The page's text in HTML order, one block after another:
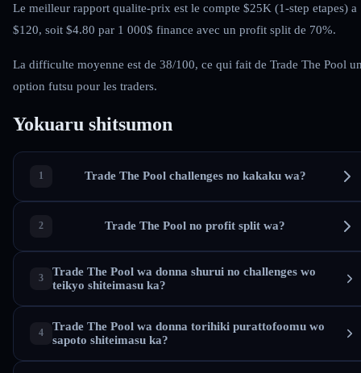
Le meilleur rapport qualite-prix est le compte $25K (1-step etapes) a
$120, soit $4.80 par 1 000$ finance avec un profit split de 70%.
La difficulte moyenne est de 38/100, ce qui fait de Trade The Pool
option futsu pour les traders.
Yokuaru shitsumon
Trade The Pool challenges no kakaku wa?
Trade The Pool no profit split wa?
Trade The Pool wa donna shurui no challenges wo
teikyo shiteimasu ka?
Trade The Pool wa donna torihiki purattofoomu wo
sapoto shiteimasu ka?